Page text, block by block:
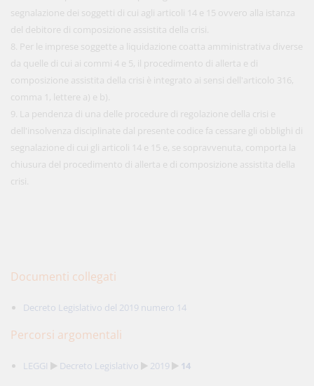
segnalazione dei soggetti di cui agli articoli 14 e 15 ovvero alla istanza
del debitore di composizione assistita della crisi.
8. Per le imprese soggette a liquidazione coatta amministrativa diverse
da quelle di cui ai commi 4 e 5, il procedimento di allerta e di
composizione assistita della crisi è integrato ai sensi dell'articolo 316,
comma 1, lettere a) e b).
9. La pendenza di una delle procedure di regolazione della crisi e
dell'insolvenza disciplinate dal presente codice fa cessare gli obblighi di
segnalazione di cui gli articoli 14 e 15 e, se sopravvenuta, comporta la
chiusura del procedimento di allerta e di composizione assistita della
crisi.
Documenti collegati
Decreto Legislativo del 2019 numero 14
Percorsi argomentali
LEGGI Decreto Legislativo 2019 14